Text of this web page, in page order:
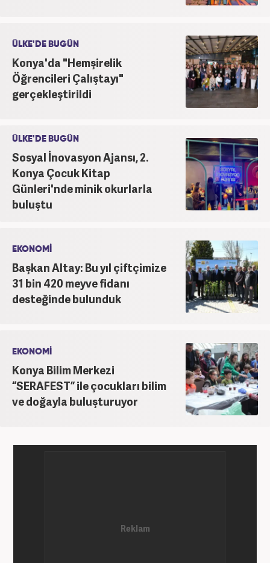
ÜLKE'DE BUGÜN
Konya'da "Hemşirelik
Öğrencileri Çalıştayı"
gerçekleştirildi
ÜLKE'DE BUGÜN
Sosyal İnovasyon Ajansı, 2.
Konya Çocuk Kitap
Günleri'nde minik okurlarla
buluştu
EKONOMİ
Başkan Altay: Bu yıl çiftçimize
31 bin 420 meyve fidanı
desteğinde bulunduk
EKONOMİ
Konya Bilim Merkezi
“SERAFEST” ile çocukları bilim
ve doğayla buluşturuyor